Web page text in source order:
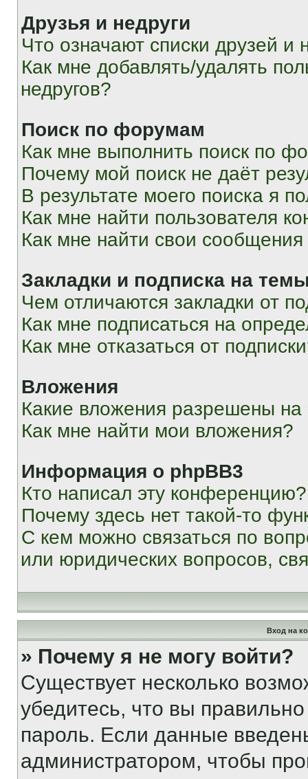
Друзья и недруги
Что означают списки друзей и
Как мне добавлять/удалять
недругов?
Поиск по форумам
Как мне выполнить поиск по
Почему мой поиск не даёт
В результате моего поиска я
Как мне найти пользователя
Как мне найти свои
Закладки и подписка на
Чем отличаются закладки от
Как мне подписаться на
Как мне отказаться от
Вложения
Какие вложения разрешены
Как мне найти мои вложения?
Информация о phpBB3
Кто написал эту конференцию?
Почему здесь нет такой-то
С кем можно связаться по
или юридических вопросов,
Вход на
» Почему я не могу войти?
Существует несколько
убедитесь, что вы
пароль. Если данные
администратором, чтобы